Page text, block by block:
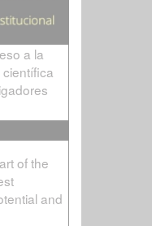
a la
of the
and